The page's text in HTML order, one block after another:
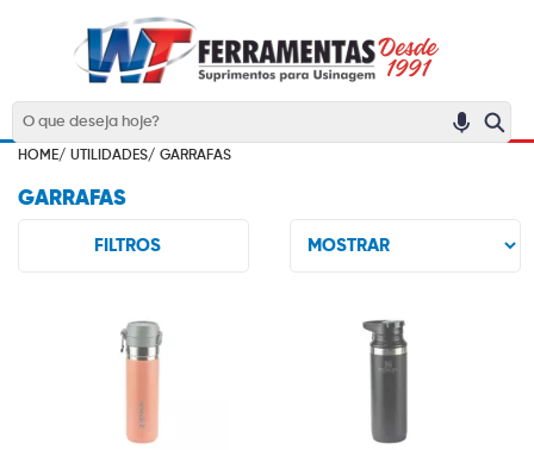
HOME/ UTILIDADES/ GARRAFAS
GARRAFAS
FILTROS